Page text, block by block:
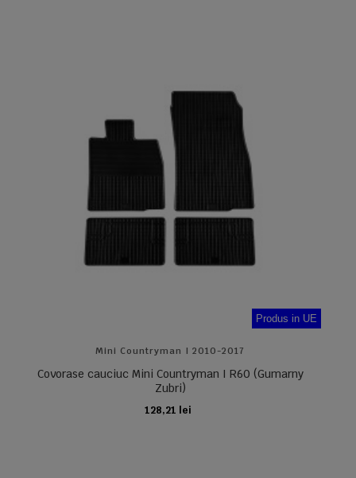
Produs in UE
Mini Countryman I 2010-2017
Covorase cauciuc Mini Countryman I R60 (Gumarny
Zubri)
128,21 lei
ADAUGA IN COS